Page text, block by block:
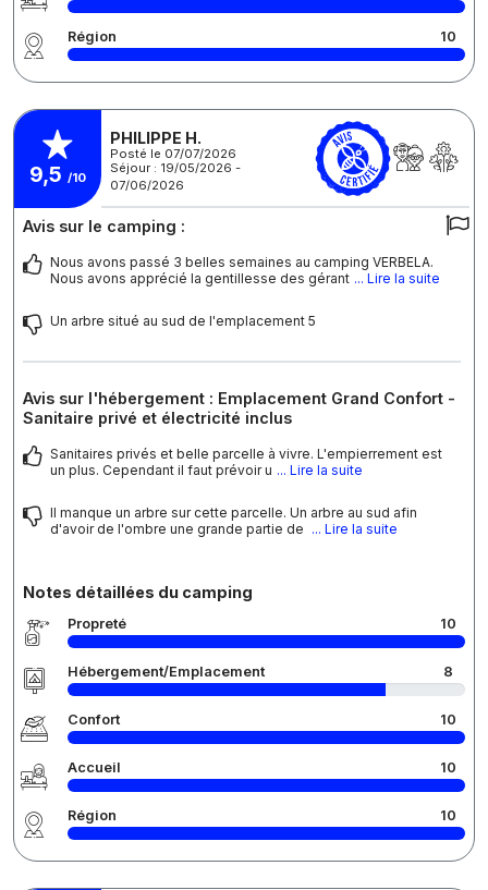
Région 10
9,5 /10
PHILIPPE H.
Posté le 07/07/2026
Séjour : 19/05/2026 -
07/06/2026
Avis sur le camping :
Nous avons passé 3 belles semaines au camping VERBELA.
Nous avons apprécié la gentillesse des gérant ... Lire la suite
Un arbre situé au sud de l'emplacement 5
Avis sur l'hébergement : Emplacement Grand Confort -
Sanitaire privé et électricité inclus
Sanitaires privés et belle parcelle à vivre. L'empierrement est
un plus. Cependant il faut prévoir u ... Lire la suite
Il manque un arbre sur cette parcelle. Un arbre au sud afin
d'avoir de l'ombre une grande partie de ... Lire la suite
Notes détaillées du camping
Propreté 10
Hébergement/Emplacement 8
Confort 10
Accueil 10
Région 10